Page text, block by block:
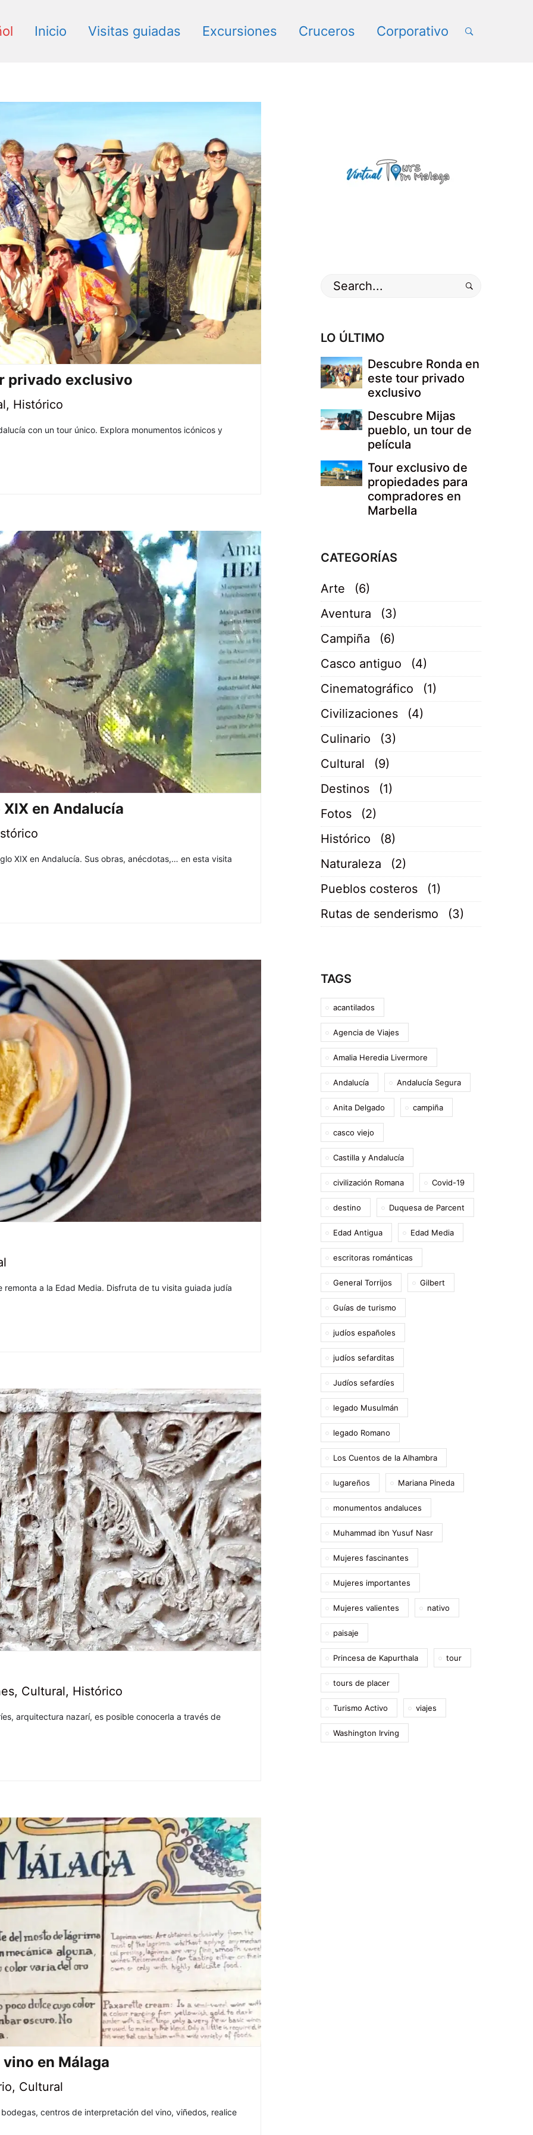
Inicio Visitas guiadas Excursiones Cruceros Corporativo
Archives
privado exclusivo
, Histórico
con un tour único. Explora monumentos icónicos y
en Andalucía
XIX en Andalucía. Sus obras, anécdotas,… en esta visita
a la Edad Media. Disfruta de tu visita guiada judía
, Cultural, Histórico
arquitectura nazarí, es posible conocerla a través de
en Málaga
, Cultural
centros de interpretación del vino, viñedos, realice
Buscar
por:
LO ÚLTIMO
Descubre Ronda en
este tour privado
exclusivo
Descubre Mijas
pueblo, un tour de
película
Tour exclusivo de
propiedades para
compradores en
Marbella
CATEGORÍAS
Arte
(6)
Aventura
(3)
Campiña
(6)
Casco antiguo
(4)
Cinematográfico
(1)
Civilizaciones
(4)
Culinario
(3)
Cultural
(9)
Destinos
(1)
Fotos
(2)
Histórico
(8)
Naturaleza
(2)
Pueblos costeros
(1)
Rutas de senderismo
(3)
TAGS
acantilados
Agencia de Viajes
Amalia Heredia Livermore
Andalucía Andalucía Segura
Anita Delgado campiña
casco viejo
Castilla y Andalucía
civilización Romana Covid-19
destino Duquesa de Parcent
Edad Antigua Edad Media
escritoras románticas
General Torrijos Gilbert
Guías de turismo
judíos españoles
judíos sefarditas
Judíos sefardíes
legado Musulmán
legado Romano
Los Cuentos de la Alhambra
lugareños Mariana Pineda
monumentos andaluces
Muhammad ibn Yusuf Nasr
Mujeres fascinantes
Mujeres importantes
Mujeres valientes nativo
paisaje
Princesa de Kapurthala tour
tours de placer
Turismo Activo viajes
Washington Irving